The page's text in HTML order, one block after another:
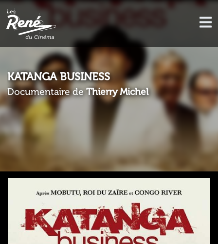
KATANGA BUSINESS
Documentaire de Thierry Michel